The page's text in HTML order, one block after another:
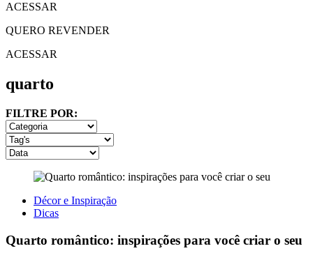
ACESSAR
QUERO REVENDER
ACESSAR
quarto
FILTRE POR:
Décor e Inspiração
Dicas
Quarto romântico: inspirações para você criar o seu